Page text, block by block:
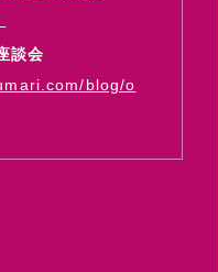
談会
blog/o